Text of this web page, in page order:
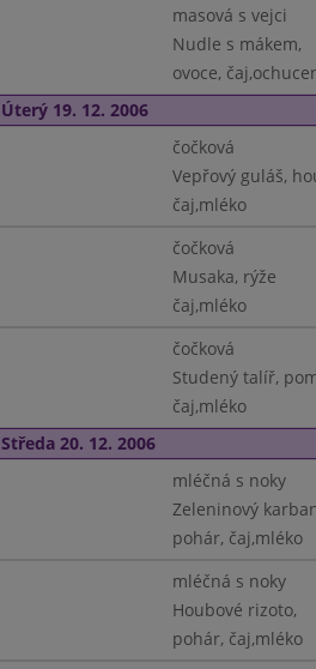
masová s vejci
Nudle s mákem,
ovoce,
Úterý 19. 12. 2006
čočková
Vepřový guláš,
čaj,mléko
čočková
Musaka, rýže
čaj,mléko
čočková
Studený talíř,
čaj,mléko
Středa 20. 12. 2006
mléčná s noky
Zeleninový
pohár, čaj,mléko
mléčná s noky
Houbové rizoto,
pohár, čaj,mléko